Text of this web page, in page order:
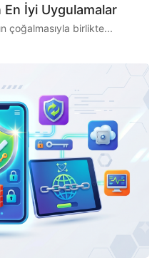
İyi Uygulamalar
çoğalmasıyla birlikte...